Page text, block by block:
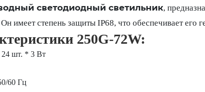
светодиодный светильник,
имеет степень защиты IP68, что обеспечивает его
250G-72W:
24 шт. * 3 Вт
60 Гц